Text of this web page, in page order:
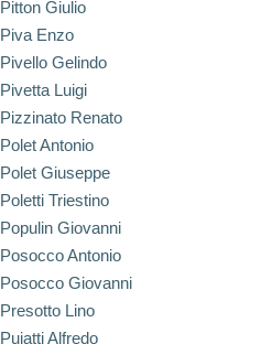
Pitton Giulio
Piva Enzo
Pivello Gelindo
Pivetta Luigi
Pizzinato Renato
Polet Antonio
Polet Giuseppe
Poletti Triestino
Populin Giovanni
Posocco Antonio
Posocco Giovanni
Presotto Lino
Puiatti Alfredo